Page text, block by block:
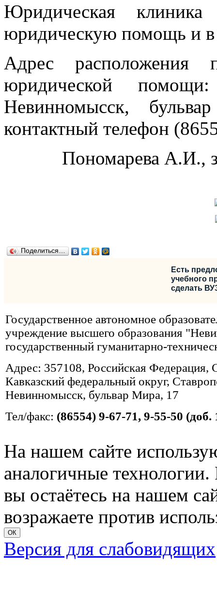
Юридическая клиника
юридическую помощь и в
Адрес расположения
юридической
Невинномысск,
контактный телефон
Пономарева А.И.,
Поделиться…
Есть
учебного
сделать
Государственное автономное
учреждение высшего образования
государственный гуманитарно-
Адрес: 357108, Российская Федерация,
Кавказский федеральный округ,
Невинномысск, бульвар Мира, 17
Тел/факс: (86554) 9-67-71, 9-55-50 (доб.
На нашем сайте
аналогичные
вы остаётесь на нашем
возражаете против
ОК
Версия для слабовидящих